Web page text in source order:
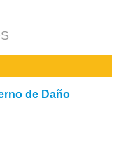
de Daño